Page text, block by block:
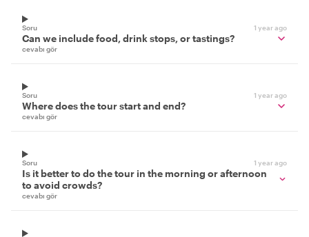
Soru 1 year ago
Can we include food, drink stops, or tastings?
cevabı gör
Soru 1 year ago
Where does the tour start and end?
cevabı gör
Soru 1 year ago
Is it better to do the tour in the morning or afternoon
to avoid crowds?
cevabı gör